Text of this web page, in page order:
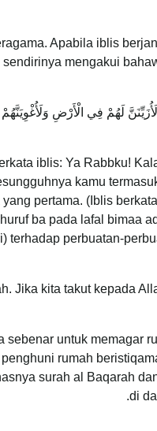
Apabila iblis
sendirinya mengakui
iblis: Ya Rabbku!
kamu
pertama. (Iblis
ba pada lafal bimaa
terhadap perbuatan-
Jika kita takut kepada
sebenar untuk memagar
rumah
surah al Baqarah
di